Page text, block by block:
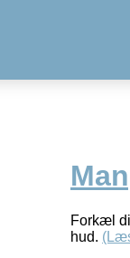
Forkæl
hud.